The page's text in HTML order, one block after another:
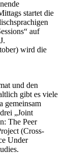
startet die
auf
) wird die
und den
gibt es viele
gemeinsam
„Joint
The Peer
(Cross-
Under
.